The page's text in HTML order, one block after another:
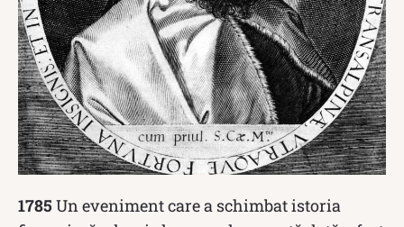
1785 Un eveniment care a schimbat istoria